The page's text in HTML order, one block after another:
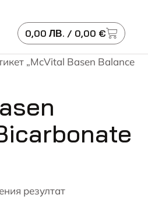
0,00 ЛВ. / 0,00 €
„McVital Basen Balance
резултат